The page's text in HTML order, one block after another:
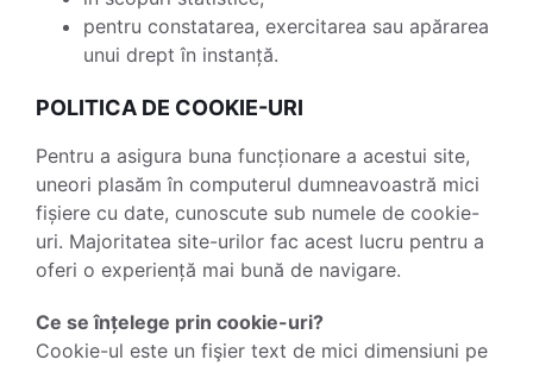
pentru constatarea, exercitarea sau apărarea
unui drept în instanță.
POLITICA DE COOKIE-URI
Pentru a asigura buna funcționare a acestui site,
uneori plasăm în computerul dumneavoastră mici
fișiere cu date, cunoscute sub numele de cookie-
uri. Majoritatea site-urilor fac acest lucru pentru a
oferi o experiență mai bună de navigare.
Ce se înțelege prin cookie-uri?
Cookie-ul este un fişier text de mici dimensiuni pe